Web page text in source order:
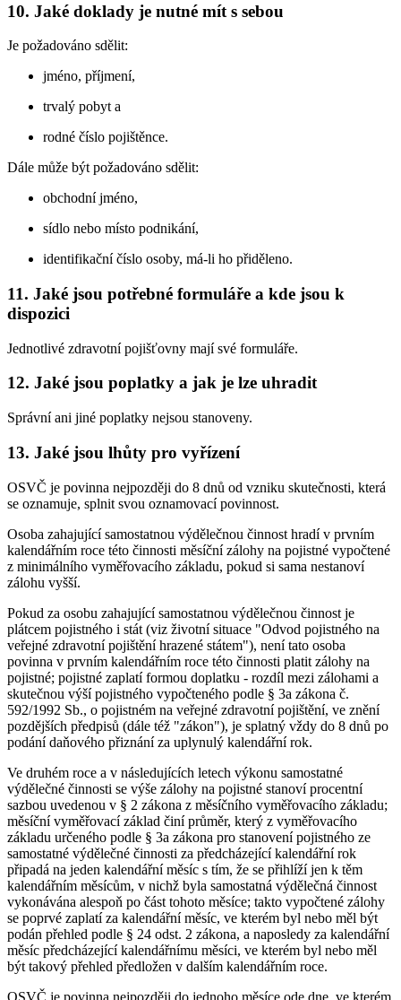
10. Jaké doklady je nutné mít s sebou
Je požadováno sdělit:
jméno, příjmení,
trvalý pobyt a
rodné číslo pojištěnce.
Dále může být požadováno sdělit:
obchodní jméno,
sídlo nebo místo podnikání,
identifikační číslo osoby, má-li ho přiděleno.
11. Jaké jsou potřebné formuláře a kde jsou k
dispozici
Jednotlivé zdravotní pojišťovny mají své formuláře.
12. Jaké jsou poplatky a jak je lze uhradit
Správní ani jiné poplatky nejsou stanoveny.
13. Jaké jsou lhůty pro vyřízení
OSVČ je povinna nejpozději do 8 dnů od vzniku skutečnosti, která
se oznamuje, splnit svou oznamovací povinnost.
Osoba zahajující samostatnou výdělečnou činnost hradí v prvním
kalendářním roce této činnosti měsíční zálohy na pojistné vypočtené
z minimálního vyměřovacího základu, pokud si sama nestanoví
zálohu vyšší.
Pokud za osobu zahajující samostatnou výdělečnou činnost je
plátcem pojistného i stát (viz životní situace "Odvod pojistného na
veřejné zdravotní pojištění hrazené státem"), není tato osoba
povinna v prvním kalendářním roce této činnosti platit zálohy na
pojistné; pojistné zaplatí formou doplatku - rozdíl mezi zálohami a
skutečnou výší pojistného vypočteného podle § 3a zákona č.
592/1992 Sb., o pojistném na veřejné zdravotní pojištění, ve znění
pozdějších předpisů (dále též "zákon"), je splatný vždy do 8 dnů po
podání daňového přiznání za uplynulý kalendářní rok.
Ve druhém roce a v následujících letech výkonu samostatné
výdělečné činnosti se výše zálohy na pojistné stanoví procentní
sazbou uvedenou v § 2 zákona z měsíčního vyměřovacího základu;
měsíční vyměřovací základ činí průměr, který z vyměřovacího
základu určeného podle § 3a zákona pro stanovení pojistného ze
samostatné výdělečné činnosti za předcházející kalendářní rok
připadá na jeden kalendářní měsíc s tím, že se přihlíží jen k těm
kalendářním měsícům, v nichž byla samostatná výdělečná činnost
vykonávána alespoň po část tohoto měsíce; takto vypočtené zálohy
se poprvé zaplatí za kalendářní měsíc, ve kterém byl nebo měl být
podán přehled podle § 24 odst. 2 zákona, a naposledy za kalendářní
měsíc předcházející kalendářnímu měsíci, ve kterém byl nebo měl
být takový přehled předložen v dalším kalendářním roce.
OSVČ je povinna nejpozději do jednoho měsíce ode dne, ve kterém